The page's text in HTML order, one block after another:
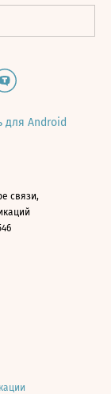
для Android
связи,